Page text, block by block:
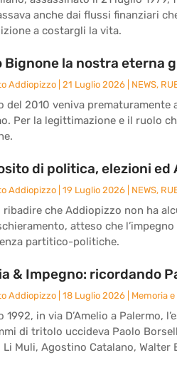
anche dai flussi finanziari
a costargli la vita.
Bignone la nostra eterna
Addiopizzo 21 Luglio 2026 NEWS,
del 2010 veniva
Per la legittimazione e il ruolo
di politica, elezioni ed
Addiopizzo 19 Luglio 2026 NEWS,
ribadire che Addiopizzo non ha
atteso che
partitico-politiche.
& Impegno: ricordando
Addiopizzo 18 Luglio 2026 Memoria
1992, in via D’Amelio a Palermo,
di tritolo uccideva Paolo
Muli, Agostino Catalano, Walter